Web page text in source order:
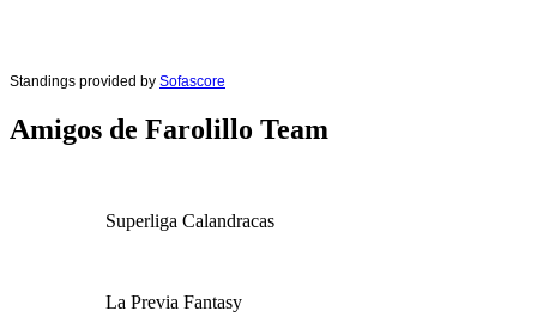
Standings provided by Sofascore
Amigos de Farolillo Team
Superliga Calandracas
La Previa Fantasy